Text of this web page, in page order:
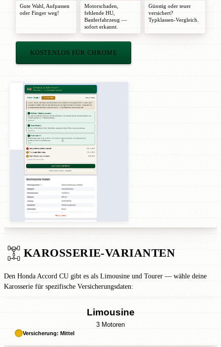
Gute Wahl
Aufpassen
oder Finger weg!
Motorschaden,
fehlende HU,
Bastlerfahrzeug —
sofort erkannt.
Günstig oder teuer
versichert?
Typklassen-Vergleich.
KOSTENLOS FÜR CHROME
KAROSSERIE-VARIANTEN
Den Honda Accord CU gibt es als Limousine und Tourer — wähle deine
Karosserie für spezifische Versicherungsdaten:
Limousine
3 Motoren
Versicherung: Mittel